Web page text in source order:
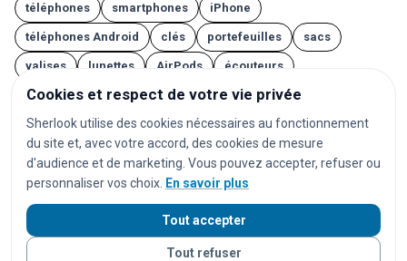
téléphones smartphones iPhone
téléphones Android clés portefeuilles sacs
valises lunettes AirPods écouteurs
casques audio ordinateurs ordinateurs portables
tablettes montres montres connectées bijoux
documents cartes d'identité
permis de conduire cartes bancaires
cartes de transport
parapluies doudous jouets appareils photo
Cookies et respect de votre vie privée
Sherlook utilise des cookies nécessaires au fonctionnement
du site et, avec votre accord, des cookies de mesure
d'audience et de marketing. Vous pouvez accepter, refuser ou
personnaliser vos choix. En savoir plus
Tout accepter
Tout refuser